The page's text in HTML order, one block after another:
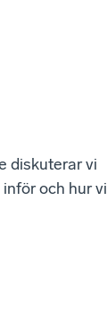
diskuterar vi
och hur vi